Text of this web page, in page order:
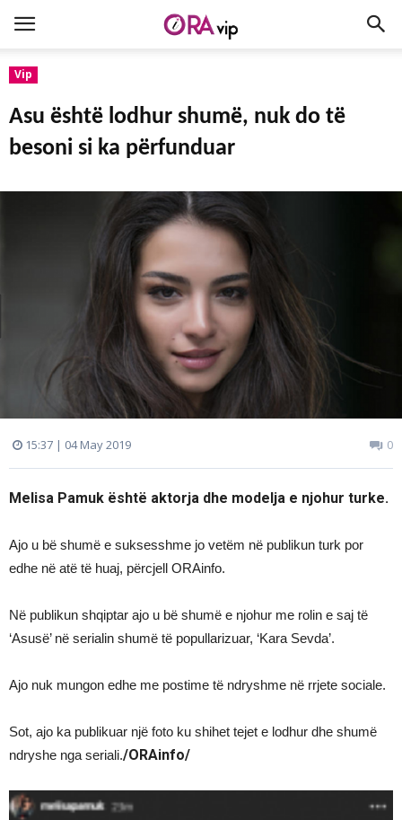
Vip
Asu është lodhur shumë, nuk do të
besoni si ka përfunduar
15:37 | 04 May 2019 0
Melisa Pamuk është aktorja dhe modelja e njohur turke.
Ajo u bë shumë e suksesshme jo vetëm në publikun turk por
edhe në atë të huaj, përcjell ORAinfo.
Në publikun shqiptar ajo u bë shumë e njohur me rolin e saj të
‘Asusë’ në serialin shumë të popullarizuar, ‘Kara Sevda’.
Ajo nuk mungon edhe me postime të ndryshme në rrjete sociale.
Sot, ajo ka publikuar një foto ku shihet tejet e lodhur dhe shumë
ndryshe nga seriali./ORAinfo/